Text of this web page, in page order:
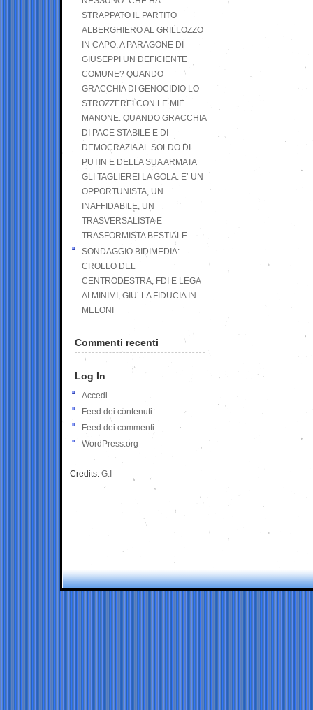
STRAPPATO IL PARTITO
ALBERGHIERO AL GRILLOZZO
IN CAPO, A PARAGONE DI
GIUSEPPI UN DEFICIENTE
COMUNE? QUANDO
GRACCHIA DI GENOCIDIO LO
STROZZEREI CON LE MIE
MANONE. QUANDO GRACCHIA
DI PACE STABILE E DI
DEMOCRAZIA AL SOLDO DI
PUTIN E DELLA SUA ARMATA
GLI TAGLIEREI LA GOLA: E’ UN
OPPORTUNISTA, UN
INAFFIDABILE, UN
TRASVERSALISTA E
TRASFORMISTA BESTIALE.
SONDAGGIO BIDIMEDIA:
CROLLO DEL
CENTRODESTRA, FDI E LEGA
AI MINIMI, GIU’ LA FIDUCIA IN
MELONI
Commenti recenti
Log In
Accedi
Feed dei contenuti
Feed dei commenti
WordPress.org
Credits: G.I